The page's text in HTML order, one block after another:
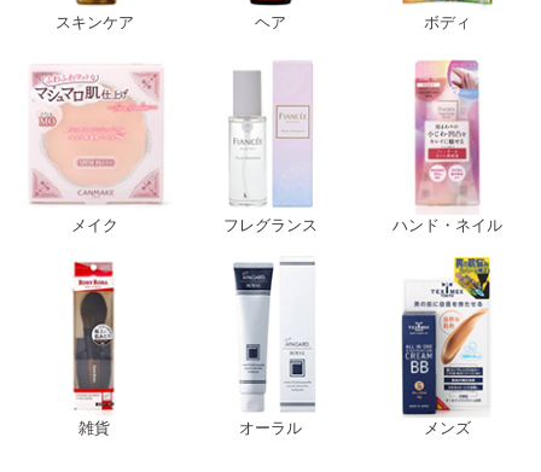
スキンケア ヘア ボディ
メイク フレグランス ハンド・ネイル
雑貨 オーラル メンズ